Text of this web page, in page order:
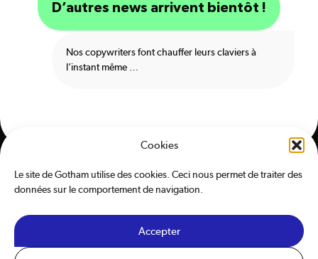
Cookies
Le site de Gotham utilise des cookies. Ceci nous permet de traiter des
données sur le comportement de navigation.
Accepter
D’autres news arrivent bientôt !
Nos copywriters font chauffer leurs claviers à
l’instant même …
Nos espaces